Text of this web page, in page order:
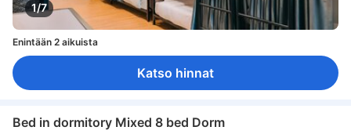
1/7
Enintään 2 aikuista
Katso hinnat
Bed in dormitory Mixed 8 bed Dorm